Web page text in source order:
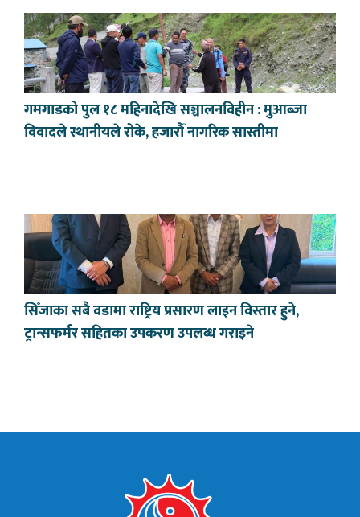
गमगाडको पुल १८ महिनादेखि सञ्चालनविहीन : मुआब्जा
विवादले स्थानीयले रोके, हजारौँ नागरिक सास्तीमा
सिँजाका सबै वडामा राष्ट्रिय प्रसारण लाइन विस्तार हुने,
ट्रान्सफर्मर सहितका उपकरण उपलब्ध गराइने